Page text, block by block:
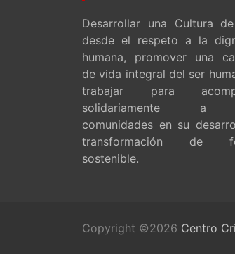
Desarrollar una Cultura
desde el respeto a la
humana, promover una
de vida integral del ser
trabajar para
solidariamente a
comunidades en su
transformación de
sostenible.
Copyright ©2026 Centro